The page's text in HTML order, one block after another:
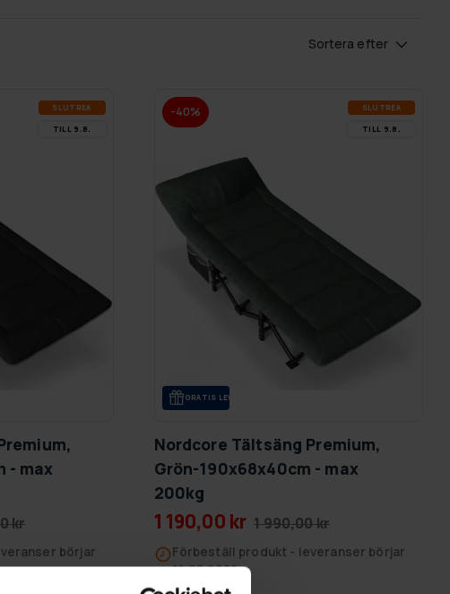
Sortera efter
SLUT­REA
TILL 9.8.
- max
kr
börjar
-40% SLUT­REA
TILL 9.8.
GRA­TIS LE­VE­RANS
Nordcore Tältsäng Premium,
Grön-190x68x40cm - max
200kg
1 190,00 kr 1 990,00 kr
Förbeställ produkt - leveranser börjar
19.08.2026